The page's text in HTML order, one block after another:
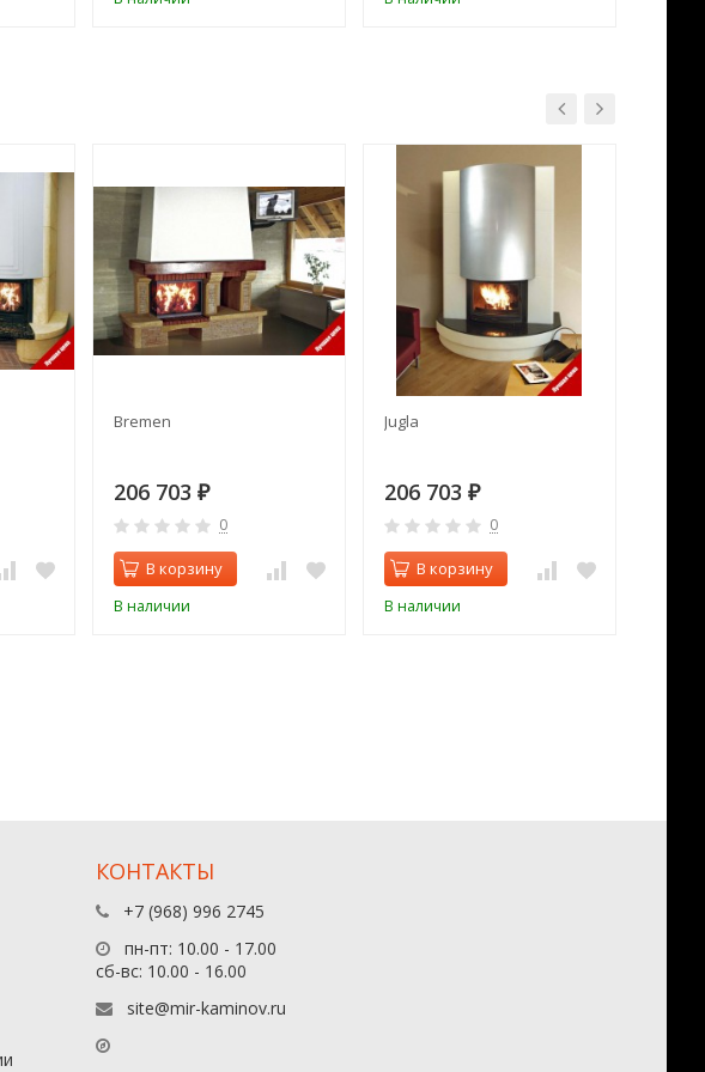
Bremen
206 703 ₽
0
В корзину
В наличии
Jugla
206 703 ₽
0
В корзину
В наличии
КОНТАКТЫ
+7 (968) 996 2745
пн-пт: 10.00 - 17.00
сб-вс: 10.00 - 16.00
site@mir-kaminov.ru